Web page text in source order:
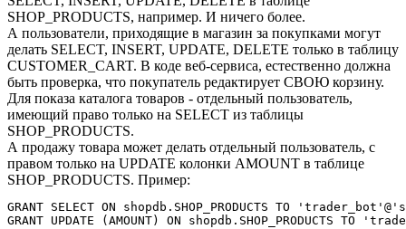
SHOP_PRODUCTS, например. И ничего более.
А пользователи, приходящие в магазин за покупками могут
делать SELECT, INSERT, UPDATE, DELETE только в таблицу
CUSTOMER_CART. В коде веб-сервиса, естественно должна
быть проверка, что покупатель редактирует СВОЮ корзину.
Для показа каталога товаров - отдельный пользователь,
имеющий право только на SELECT из таблицы
SHOP_PRODUCTS.
А продажу товара может делать отдельный пользователь, с
правом только на UPDATE колонки AMOUNT в таблице
SHOP_PRODUCTS. Пример:
GRANT SELECT ON shopdb.SHOP_PRODUCTS TO
GRANT UPDATE (AMOUNT) ON shopdb.SHOP_PRODUCTS TO